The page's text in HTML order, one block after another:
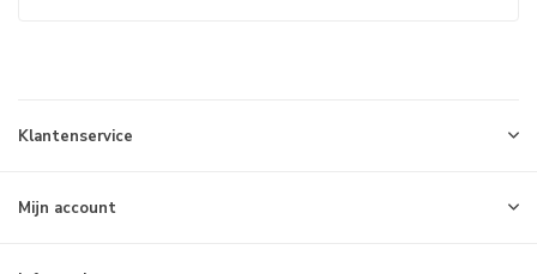
Klantenservice
Mijn account